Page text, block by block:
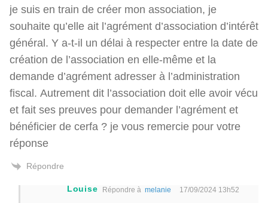
je suis en train de créer mon association, je
souhaite qu’elle ait l’agrément d’association d’intérêt
général. Y a-t-il un délai à respecter entre la date de
création de l’association en elle-même et la
demande d’agrément adresser à l’administration
fiscal. Autrement dit l’association doit elle avoir vécu
et fait ses preuves pour demander l’agrément et
bénéficier de cerfa ? je vous remercie pour votre
réponse
Répondre
Louise Répondre àmelanie 17/09/2024 13h52